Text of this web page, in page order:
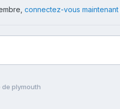
connectez-vous maintenant
plymouth